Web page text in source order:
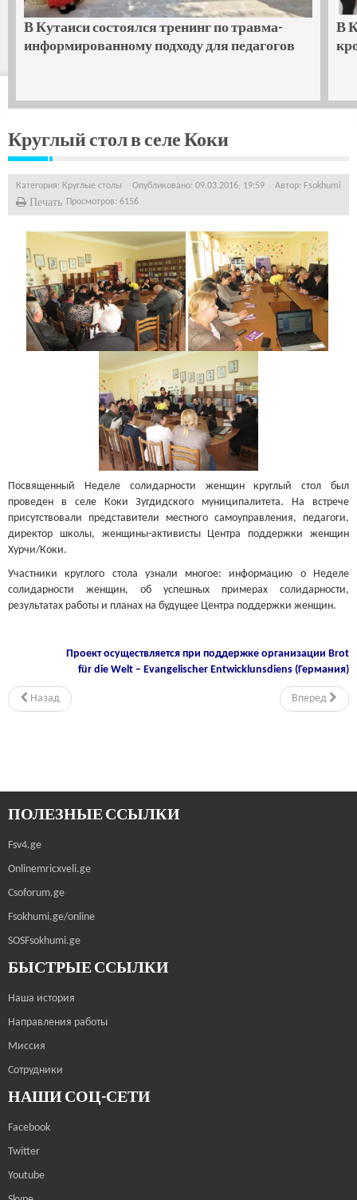
В Копитнари завершился базовый курс
кройки и шитья
Круглый стол в селе Коки
Категория: Круглые столы Опубликовано: 09.03.2016, 19:59 Автор: Fsokhumi
Просмотров: 6156
Печать
Посвященный Неделе солидарности женщин круглый стол был
проведен в селе Коки Зугдидского муниципалитета. На встрече
присутствовали представители местного самоуправления, педагоги,
директор школы, женщины-активисты Центра поддержки женщин
Хурчи/Коки.
Участники круглого стола узнали многое: информацию о Неделе
солидарности женщин, об успешных примерах солидарности,
результатах работы и планах на будущее Центра поддержки женщин.
Проект осуществляется при поддержке организации Brot
für die Welt – Evangelischer Entwicklunsdiens (Германия)
Назад Вперед
ПОЛЕЗНЫЕ ССЫЛКИ
Fsv4.ge
Onlinemricxveli.ge
Csoforum.ge
Fsokhumi.ge/online
SOSFsokhumi.ge
БЫСТРЫЕ ССЫЛКИ
Наша история
Направления работы
Миссия
Сотрудники
НАШИ СОЦ-СЕТИ
Facebook
Twitter
Youtube